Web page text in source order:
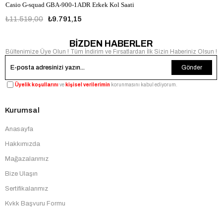
Casio G-squad GBA-900-1ADR Erkek Kol Saati
₺9.791,15
₺11.519,00
BİZDEN HABERLER
Bültenimize Üye Olun ! Tüm İndirim ve Fırsatlardan İlk Sizin Haberiniz Olsun !
Gönder
Üyelik koşullarınıve kişisel verilerimin korunmasını kabul ediyorum.
Kurumsal
Anasayfa
Hakkımızda
Mağazalarımız
Bize Ulaşın
Sertifikalarımız
Kvkk Başvuru Formu